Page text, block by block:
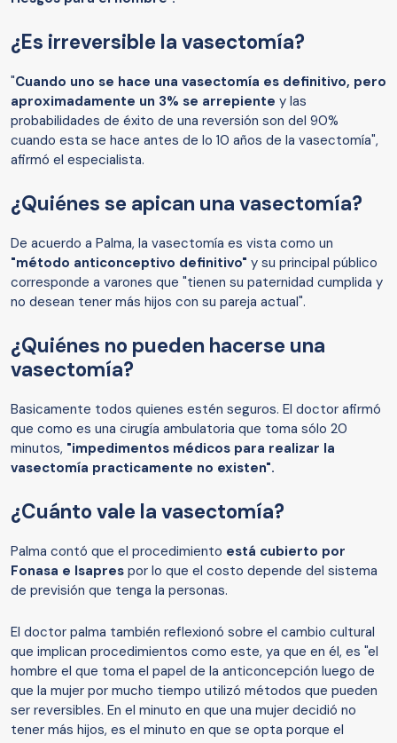
¿Es irreversible la vasectomía?
"Cuando uno se hace una vasectomía es definitivo, pero
aproximadamente un 3% se arrepiente y las
probabilidades de éxito de una reversión son del 90%
cuando esta se hace antes de lo 10 años de la vasectomía",
afirmó el especialista.
¿Quiénes se apican una vasectomía?
De acuerdo a Palma, la vasectomía es vista como un
"método anticonceptivo definitivo" y su principal público
corresponde a varones que "tienen su paternidad cumplida y
no desean tener más hijos con su pareja actual".
¿Quiénes no pueden hacerse una
vasectomía?
Basicamente todos quienes estén seguros. El doctor afirmó
que como es una cirugía ambulatoria que toma sólo 20
minutos, "impedimentos médicos para realizar la
vasectomía practicamente no existen".
¿Cuánto vale la vasectomía?
Palma contó que el procedimiento está cubierto por
Fonasa e Isapres por lo que el costo depende del sistema
de previsión que tenga la personas.
El doctor palma también reflexionó sobre el cambio cultural
que implican procedimientos como este, ya que en él, es "el
hombre el que toma el papel de la anticoncepción luego de
que la mujer por mucho tiempo utilizó métodos que pueden
ser reversibles. En el minuto en que una mujer decidió no
tener más hijos, es el minuto en que se opta porque el